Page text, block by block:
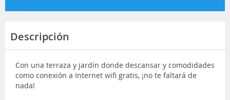
Descripción
Con una terraza y jardín donde descansar y comodidades
como conexión a Internet wifi gratis, ¡no te faltará de
nada!